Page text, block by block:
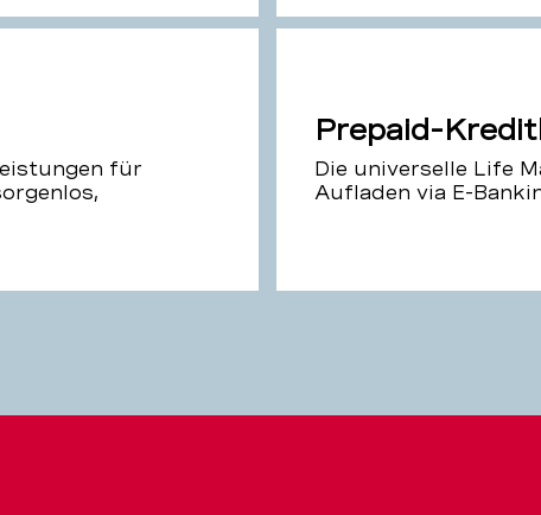
für
Prepaid-
Die universelle Life
Aufladen via E-